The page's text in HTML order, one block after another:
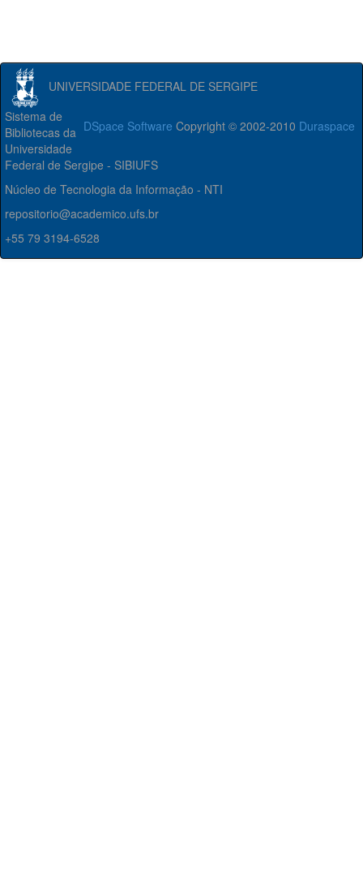
UNIVERSIDADE FEDERAL DE SERGIPE
DSpace Software Copyright © 2002-2010 Duraspace
Sistema de
Bibliotecas da
Universidade
Federal de Sergipe - SIBIUFS
Núcleo de Tecnologia da Informação - NTI
repositorio@academico.ufs.br
+55 79 3194-6528